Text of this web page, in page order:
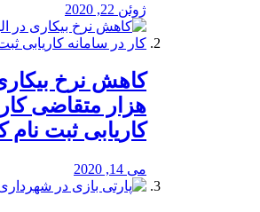
ژوئن 22, 2020
هزار متقاضی
کاریابی ثبت نام
می 14, 2020